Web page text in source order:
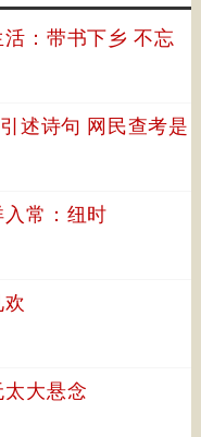
：带书下乡 不忘
述诗句 网民查考是
常：纽时
大悬念